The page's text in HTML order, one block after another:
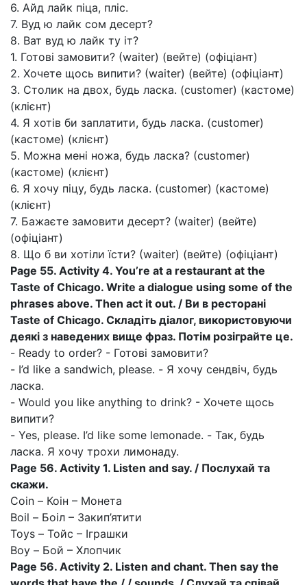
6. Айд лайк піца, пліс.
7. Вуд ю лайк сом десерт?
8. Ват вуд ю лайк ту іт?
1. Готові замовити? (waiter) (вейте) (офіціант)
2. Хочете щось випити? (waiter) (вейте) (офіціант)
3. Столик на двох, будь ласка. (customer) (кастоме)
(клієнт)
4. Я хотів би заплатити, будь ласка. (customer)
(кастоме) (клієнт)
5. Можна мені ножа, будь ласка? (customer)
(кастоме) (клієнт)
6. Я хочу піцу, будь ласка. (customer) (кастоме)
(клієнт)
7. Бажаєте замовити десерт? (waiter) (вейте)
(офіціант)
8. Що б ви хотіли їсти? (waiter) (вейте) (офіціант)
Page 55. Activity 4. You’re at a restaurant at the
Taste of Chicago. Write a dialogue using some of the
phrases above. Then act it out. / Ви в ресторані
Taste of Chicago. Складіть діалог, використовуючи
деякі з наведених вище фраз. Потім розіграйте це.
- Ready to order? - Готові замовити?
- I’d like a sandwich, please. - Я хочу сендвіч, будь
ласка.
- Would you like anything to drink? - Хочете щось
випити?
- Yes, please. I’d like some lemonade. - Так, будь
ласка. Я хочу трохи лимонаду.
Page 56. Activity 1. Listen and say. / Послухай та
скажи.
Coin – Коін – Монета
Boil – Боіл – Закип’ятити
Toys – Тойс – Іграшки
Boy – Бой – Хлопчик
Page 56. Activity 2. Listen and chant. Then say the